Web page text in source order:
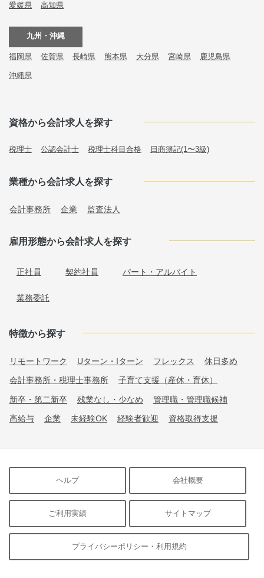
愛媛県 高知県
九州・沖縄
福岡県 佐賀県 長崎県 熊本県 大分県 宮崎県 鹿児島県
沖縄県
資格から会計求人を探す
税理士 公認会計士 税理士科目合格 日商簿記(1〜3級)
業種から会計求人を探す
会計事務所 企業 監査法人
雇用形態から会計求人を探す
正社員 契約社員 パート・アルバイト
業務委託
特徴から探す
リモートワーク Uターン・Iターン フレックス 休日多め
会計事務所・税理士事務所 子育て支援（産休・育休）
新卒・第二新卒 残業なし・少なめ 管理職・管理職候補
高給与 企業 未経験OK 経験者歓迎 資格取得支援
ヘルプ 会社概要
ご利用実績 サイトマップ
プライバシーポリシー・利用規約